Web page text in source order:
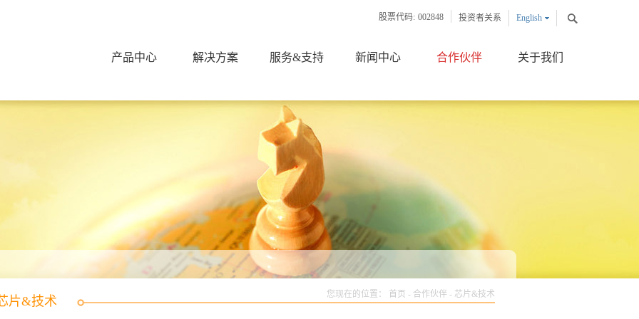
English
投资者关系
股票代码: 002848
产品中心 解决方案 服务&支持 新闻中心 合作伙伴 关于我们
片&技术 您现在的位置： 首页 - 合作伙伴 - 芯片&技术